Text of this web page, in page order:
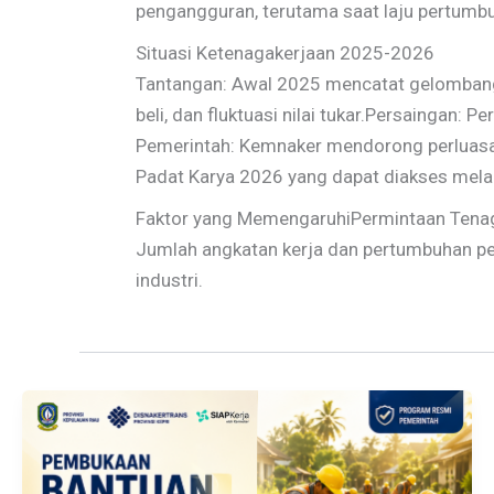
pengangguran, terutama saat laju
Situasi Ketenagakerjaan 2025-2026
Tantangan: Awal 2025 mencatat
beli, dan fluktuasi nilai tukar.Persaingan:
Pemerintah: Kemnaker mendorong
Padat Karya 2026 yang dapat diakses
Faktor yang MemengaruhiPermintaan
Jumlah angkatan kerja dan pertumbuhan
industri.